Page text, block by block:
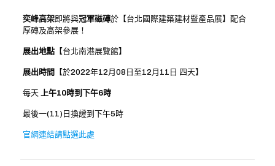
奕峰高架即將與冠軍磁磚於【台北國際建築建材暨產品展】配合
厚磚及高架參展！
展出地點【台北南港展覽館】
展出時間 【於2022年12月08日至12月11日 四天】
每天 上午10時到下午6時
最後一(11)日換證到下午5時
官網連結請點選此處